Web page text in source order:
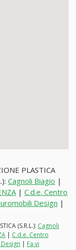
PLASTICA
Cagnoli Biagio |
| C.d.e. Centro
Design |
(S.R.L.): Cagnoli
| C.d.e. Centro
| Fa.vi